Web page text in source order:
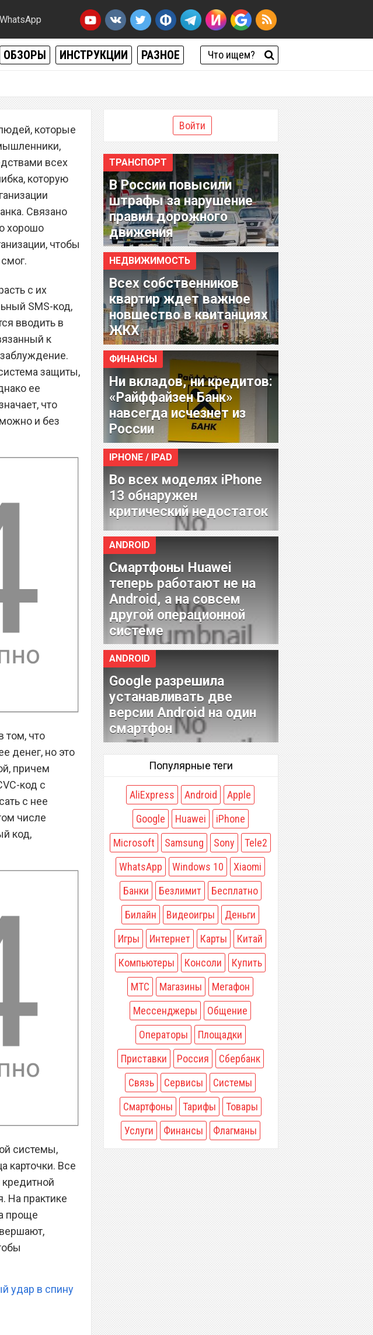
WhatsApp
ОБЗОРЫ ИНСТРУКЦИИ РАЗНОЕ
которые
всех
которую
Связано
хорошо
чтобы
с их
SMS-код,
вводить в
к
защиты,
ее
что
и без
том, что
денег, но это
причем
код с
с нее
числе
код,
системы,
карточки. Все
кредитной
На практике
проще
удар в спину
Войти
ТРАНСПОРТ
В России повысили
штрафы за нарушение
правил дорожного
движения
НЕДВИЖИМОСТЬ
Всех собственников
квартир ждет важное
новшество в квитанциях
ЖКХ
ФИНАНСЫ
Ни вкладов, ни кредитов:
«Райффайзен Банк»
навсегда исчезнет из
России
IPHONE / IPAD
Во всех моделях iPhone
13 обнаружен
критический недостаток
ANDROID
Смартфоны Huawei
теперь работают не на
Android, а на совсем
другой операционной
системе
ANDROID
Google разрешила
устанавливать две
версии Android на один
смартфон
Популярные теги
AliExpress Android
Apple
Google
Huawei
iPhone
Microsoft
Samsung Sony
Tele2
WhatsApp
Windows 10
Xiaomi
Банки
Безлимит
Бесплатно
Билайн
Видеоигры
Деньги
Игры
Интернет Карты
Китай
Компьютеры
Консоли
Купить
МТС
Магазины
Мегафон
Мессенджеры
Общение
Операторы
Площадки
Приставки
Россия
Сбербанк
Связь
Сервисы
Системы
Смартфоны
Тарифы
Товары
Услуги
Финансы Флагманы